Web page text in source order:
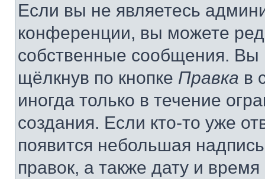
Если вы не являетесь
конференции, вы можете
собственные сообщения. Вы
щёлкнув по кнопке Правка в
иногда только в течение
создания. Если кто-то уже
появится небольшая
правок, а также дату и